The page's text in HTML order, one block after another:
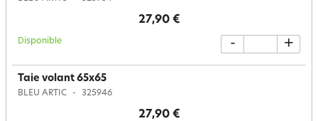
27,90 €
Disponible - +
Taie volant 65x65
BLEU ARTIC 325946
27,90 €